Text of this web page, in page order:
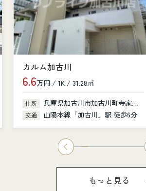
カルム加古川
6.6万円 / 1K / 31.28㎡
住所 兵庫県加古川市加古川町寺家町379-1
交通 山陽本線「加古川」駅 徒歩6分
もっと見る